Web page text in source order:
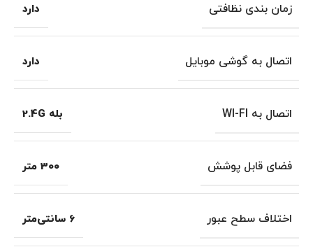
زمان بندی نظافتی دارد
اتصال به گوشی موبایل دارد
اتصال به WI-FI بله 2.4G
فضای قابل پوشش 300 متر
اختلاف سطح عبور 6 سانتی‌متر